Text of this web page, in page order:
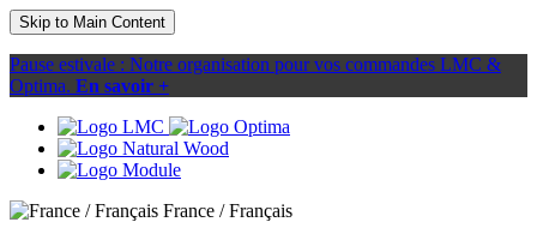
Skip to Main Content
Pause estivale : Notre organisation pour vos commandes LMC &
Optima. En savoir +
France / Français